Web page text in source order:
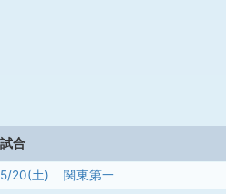
試合
5/20(土) 関東第一